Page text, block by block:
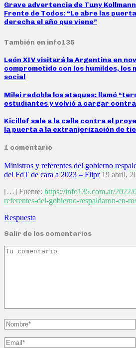
Grave advertencia de Tuny
Frente de Todos: “Le abre las
derecha el año que viene”
También en info135
León XIV visitará la Argentina en
comprometido con los humildes, los
social
Milei redobla los ataques: llamó
estudiantes y volvió a cargar
Kicillof sale a la calle contra el
la puerta a la extranjerización de
1 comentario
Ministros y referentes del gobierno
del FdT de cara a 2023 – Flipr 19 abril,
[…] Fuente: https://info135.com.ar/2022/
referentes-del-gobierno-respaldaron-en-
Respuesta
Salir de los comentarios